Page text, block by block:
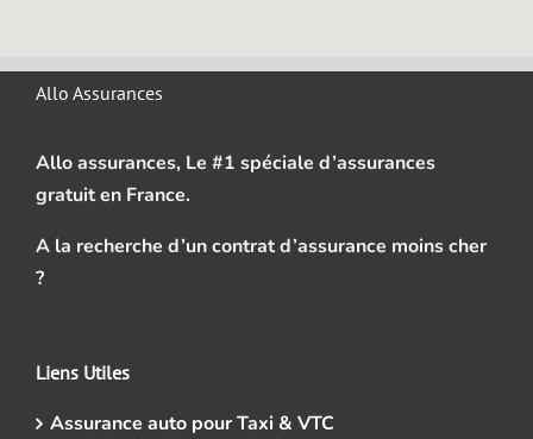
Allo Assurances
Allo assurances, Le #1 spéciale d’assurances
gratuit en France.
A la recherche d’un contrat d’assurance moins cher
?
Liens Utiles
Assurance auto pour Taxi & VTC